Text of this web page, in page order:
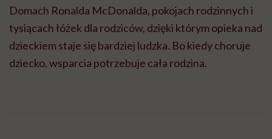
Domach Ronalda McDonalda, pokojach rodzinnych i
tysiącach łóżek dla rodziców, dzięki którym opieka nad
dzieckiem staje się bardziej ludzka. Bo kiedy choruje
dziecko, wsparcia potrzebuje cała rodzina.